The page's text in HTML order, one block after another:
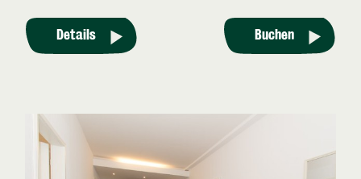
Details Buchen